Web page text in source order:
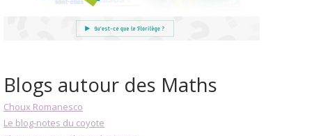
Blogs autour des Maths
Choux Romanesco
Le blog-notes du coyote